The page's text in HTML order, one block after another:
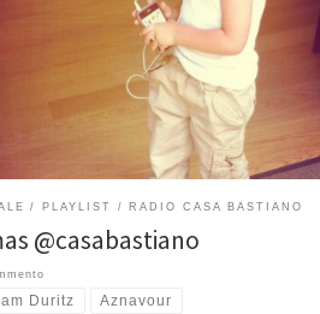
proprio come piace a me. Pensateci, nelle
ci sono canzoni che ci hanno segnato,
racchiudere importanti significati certe volte
di là della musica e delle parole in esse
Quando ho sentito la prima volta la […]
PLAYLIST RADIO CASA BASTIANO
@casabastiano
Duritz Aznavour